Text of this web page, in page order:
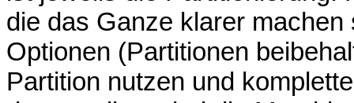
die das Ganze klarer
Optionen (Partitionen
Partition nutzen und